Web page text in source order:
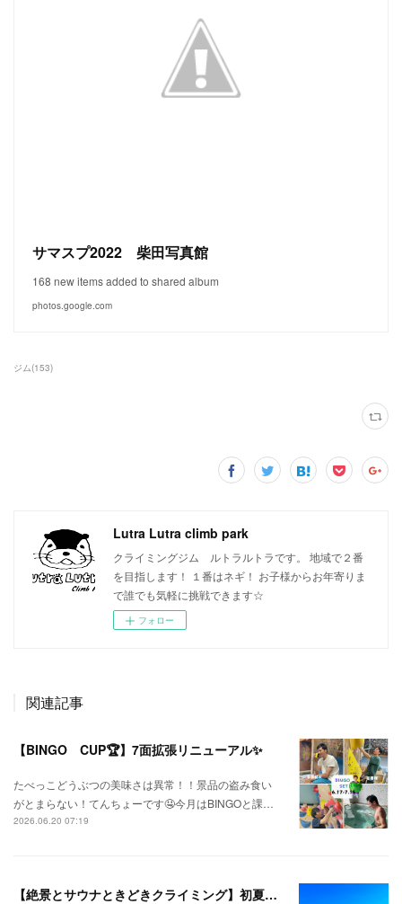
サマスプ2022 柴田写真館
168 new items added to shared album
photos.google.com
ジム(153)
Lutra Lutra climb park
クライミングジム ルトラルトラです。 地域で２番
を目指します！ １番はネギ！ お子様からお年寄りま
で誰でも気軽に挑戦できます☆
フォロー
関連記事
【BINGO CUP🏆】7面拡張リニューアル✨
たべっこどうぶつの美味さは異常！！景品の盗み食い
がとまらない！てんちょーです🤤今月はBINGOと課…
2026.06.20 07:19
【絶景とサウナときどきクライミング】初夏の信州ひとり旅⛅